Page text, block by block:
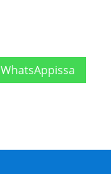
WhatsAppissa